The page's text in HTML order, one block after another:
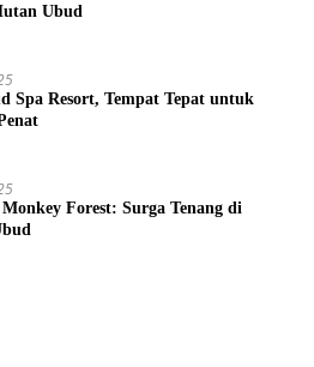
Ubud
Spa Resort, Tempat Tepat untuk
Forest: Surga Tenang di